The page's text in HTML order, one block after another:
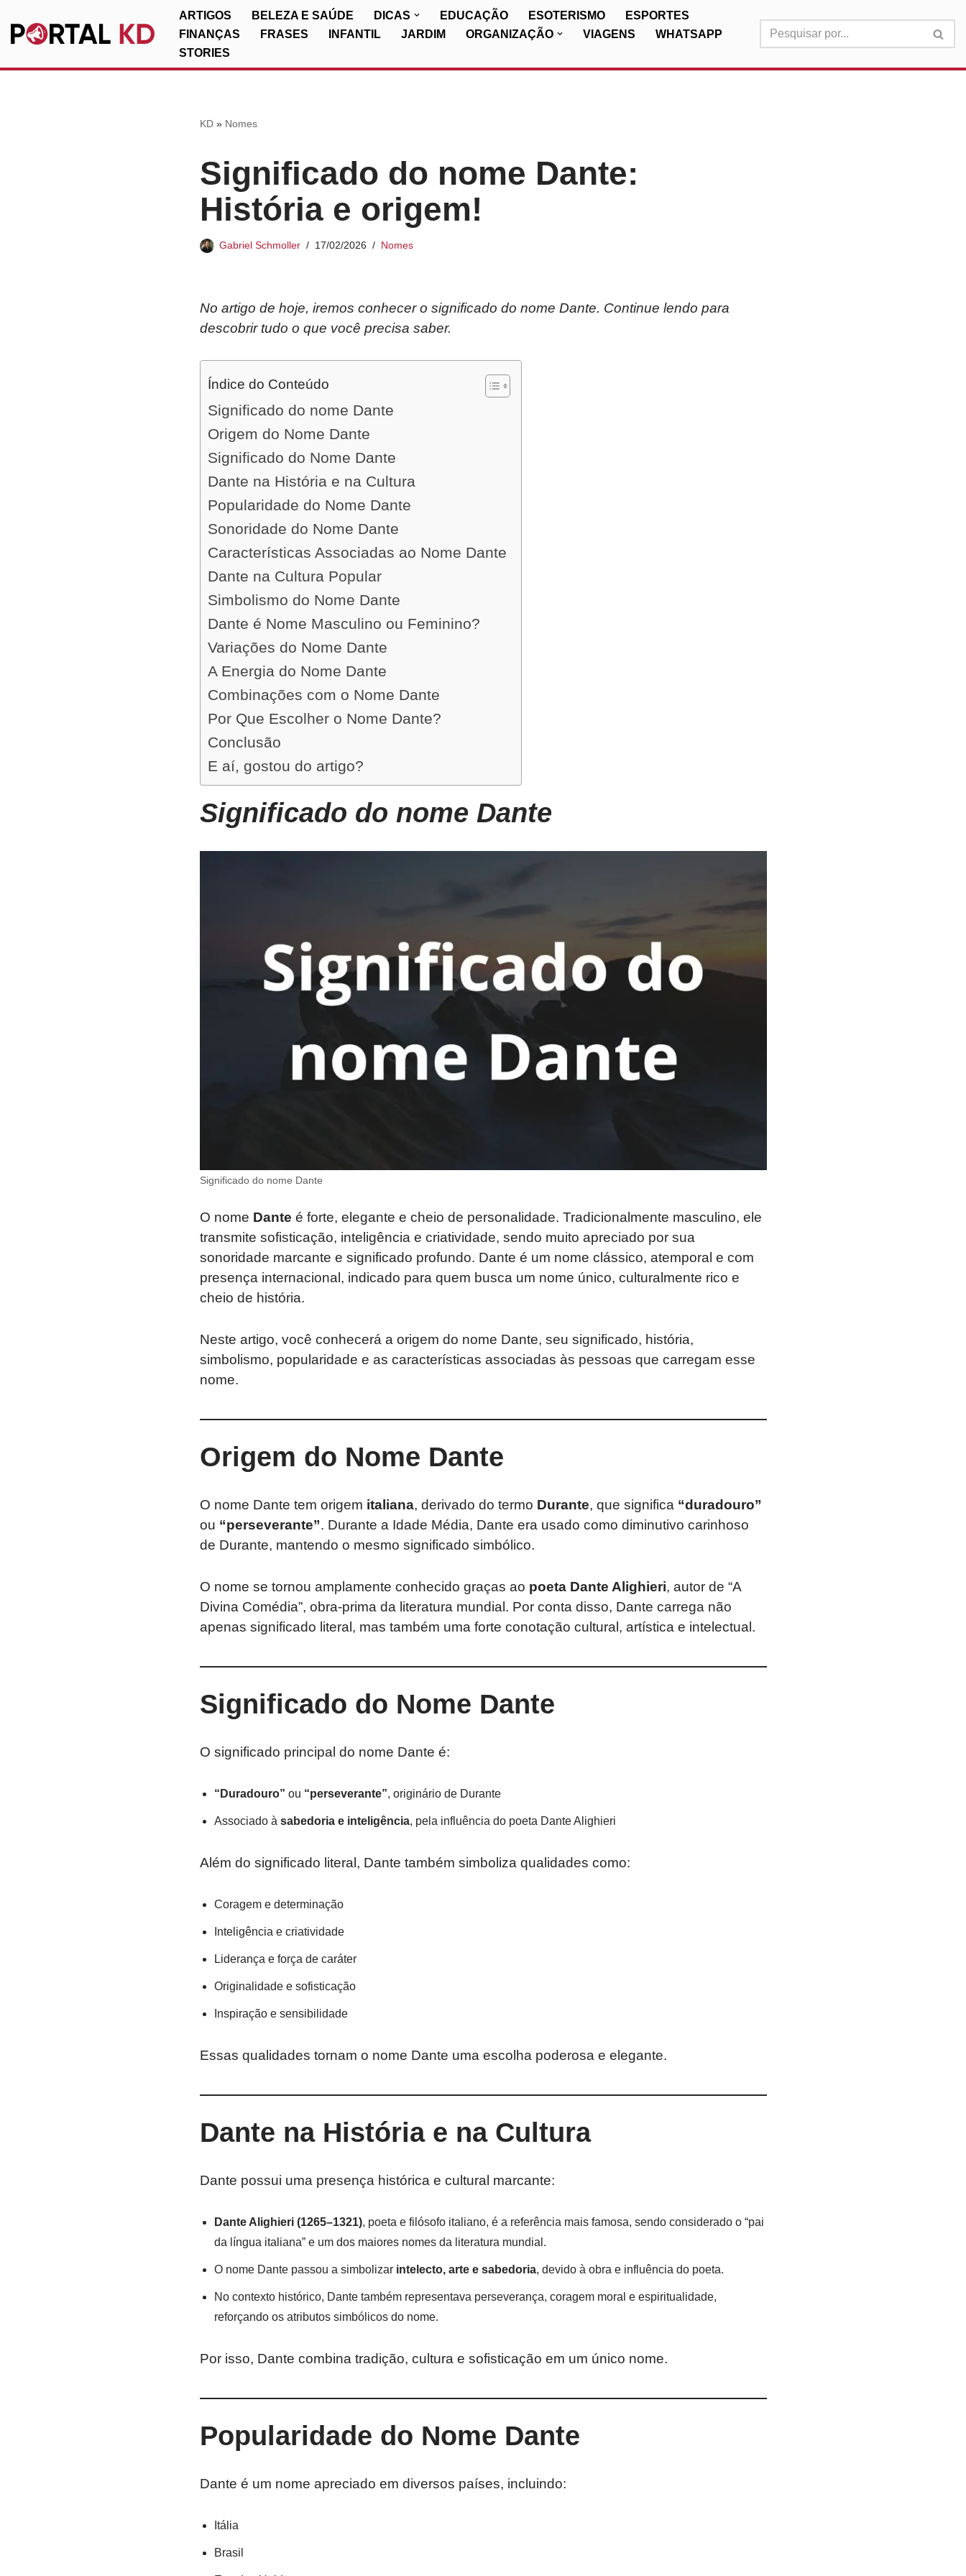
Pular
ARTIGOS BELEZA E SAÚDE DICAS EDUCAÇÃO ESOTERISMO
ESPORTES
FINANÇAS
FRASES INFANTIL JARDIM ORGANIZAÇÃO VIAGENS
WHATSAPP
STORIES
KD» Nomes
Significado do nome Dante:
História e origem!
Gabriel Schmoller 17/02/2026 Nomes
No artigo de hoje, iremos conhecer o significado do nome Dante. Continue lendo para
descobrir tudo o que você precisa saber.
Índice do Conteúdo
Significado do nome Dante
Origem do Nome Dante
Significado do Nome Dante
Dante na História e na Cultura
Popularidade do Nome Dante
Sonoridade do Nome Dante
Características Associadas ao Nome Dante
Dante na Cultura Popular
Simbolismo do Nome Dante
Dante é Nome Masculino ou Feminino?
Variações do Nome Dante
A Energia do Nome Dante
Combinações com o Nome Dante
Por Que Escolher o Nome Dante?
Conclusão
E aí, gostou do artigo?
Significado do nome Dante
Significado do nome Dante
O nome Dante é forte, elegante e cheio de personalidade. Tradicionalmente masculino, ele
transmite sofisticação, inteligência e criatividade, sendo muito apreciado por sua
sonoridade marcante e significado profundo. Dante é um nome clássico, atemporal e com
presença internacional, indicado para quem busca um nome único, culturalmente rico e
cheio de história.
Neste artigo, você conhecerá a origem do nome Dante, seu significado, história,
simbolismo, popularidade e as características associadas às pessoas que carregam esse
nome.
Origem do Nome Dante
O nome Dante tem origem italiana, derivado do termo Durante, que significa “duradouro”
ou “perseverante”. Durante a Idade Média, Dante era usado como diminutivo carinhoso
de Durante, mantendo o mesmo significado simbólico.
O nome se tornou amplamente conhecido graças ao poeta Dante Alighieri, autor de “A
Divina Comédia”, obra-prima da literatura mundial. Por conta disso, Dante carrega não
apenas significado literal, mas também uma forte conotação cultural, artística e intelectual.
Significado do Nome Dante
O significado principal do nome Dante é:
“Duradouro” ou “perseverante”, originário de Durante
Associado à sabedoria e inteligência, pela influência do poeta Dante Alighieri
Além do significado literal, Dante também simboliza qualidades como:
Coragem e determinação
Inteligência e criatividade
Liderança e força de caráter
Originalidade e sofisticação
Inspiração e sensibilidade
Essas qualidades tornam o nome Dante uma escolha poderosa e elegante.
Dante na História e na Cultura
Dante possui uma presença histórica e cultural marcante:
Dante Alighieri (1265–1321), poeta e filósofo italiano, é a referência mais famosa, sendo considerado o “pai
da língua italiana” e um dos maiores nomes da literatura mundial.
O nome Dante passou a simbolizar intelecto, arte e sabedoria, devido à obra e influência do poeta.
No contexto histórico, Dante também representava perseverança, coragem moral e espiritualidade,
reforçando os atributos simbólicos do nome.
Por isso, Dante combina tradição, cultura e sofisticação em um único nome.
Popularidade do Nome Dante
Dante é um nome apreciado em diversos países, incluindo:
Itália
Brasil